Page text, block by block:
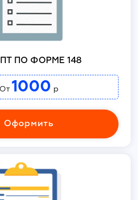
ПО ФОРМЕ 148
От 1000 р
Оформить